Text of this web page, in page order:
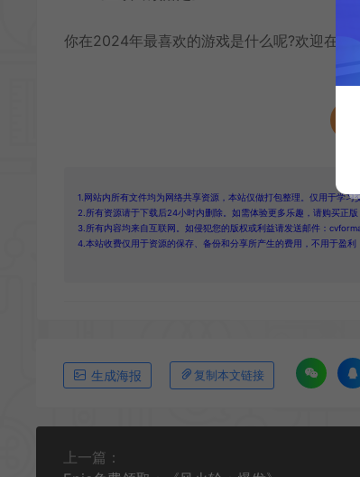
你在2024年最喜欢的游戏是什么呢?欢迎在评
1.网站内所有文件均为网络共享资源，本站仅做打包整理。仅用于学
2.所有资源请于下载后24小时内删除。如需体验更多乐趣，请购买正版
3.所有内容均来自互联网。如侵犯您的版权或利益请发送邮件：
4.本站收费仅用于资源的保存、备份和分享所产生的费用，不用于盈利
生成海报 复制本文链接
上一篇：